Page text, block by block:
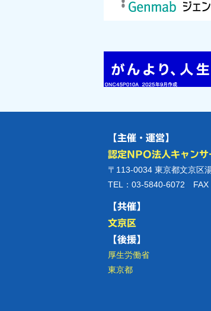
【主催・運営】
認定NPO法人キャンサ
〒113-0034 東京都文京区
TEL：03-5840-6072 FAX
【共催】
文京区
【後援】
厚生労働省
東京都